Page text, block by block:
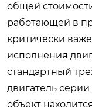
общей
работающей в
критически
исполнения
стандартный
двигатель
объект